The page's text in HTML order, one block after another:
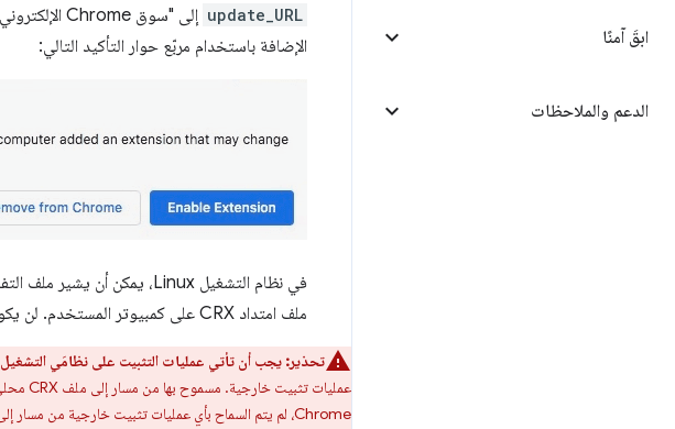
ابقَ آمنًا
الدعم والملاحظات
update_URL
الإضافة باستخدام مربّع حوار التأكيد التالي:
في نظام التشغيل Linux، يمكن أن يشير ملف التفضيلات إلى إحدى إضافات سوق Chrome الإلكتروني، وهي
ملف امتداد CRX على كمبيوتر المستخدم. لن يكون مستخدمو Linux يُطلب منك تفعيل الإضافة يتم تثبيته تلقائيًا.
تحذير: يجب أن تأتي عمليات التثبيت على نظامَي التشغيل Windows وMac من "سوق Chrome الإلكتروني":
عمليات تثبيت خارجية. مسموح بها من مسار إلى ملف CRX محلي على Windows (راجع
Chrome، لم يتم السماح بأي عمليات تثبيت خارجية من مسار إلى ملف CRX محلي على نظام التشغيل Mac OS (يُرجى الاطّلاع على